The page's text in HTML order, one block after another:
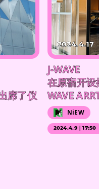
席了仪
2024.4.17
J-WAVE
在原宿开设
WAVE
NiEW
2024.4.9｜17:50